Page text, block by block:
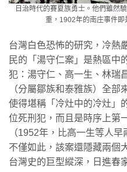
日治時代的賽夏族勇士。他們雖然
重，1902年的南庄事件即
台灣白色恐怖的研究，冷熱
民的「湯守仁案」是熱區中
犯：湯守仁、高一生、林瑞
（分屬鄒族和泰雅族）全部
使得堪稱「冷灶中的冷灶」
位死刑犯，而且是時序上第
（1952年，比高一生等人
不僅如此，該案還隱藏兩個
台灣史的巨型縱深，日進春